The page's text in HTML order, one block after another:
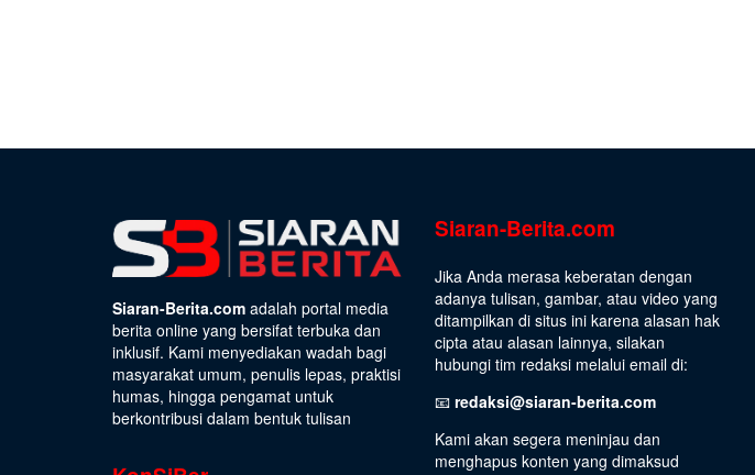
Siaran-Berita.com adalah portal media
berita online yang bersifat terbuka dan
inklusif. Kami menyediakan wadah bagi
masyarakat umum, penulis lepas, praktisi
humas, hingga pengamat untuk
berkontribusi dalam bentuk tulisan
Siaran-Berita.com
Jika Anda merasa keberatan dengan
adanya tulisan, gambar, atau video yang
ditampilkan di situs ini karena alasan hak
cipta atau alasan lainnya, silakan
hubungi tim redaksi melalui email di:
📧 redaksi@siaran-berita.com
Kami akan segera meninjau dan
menghapus konten yang dimaksud